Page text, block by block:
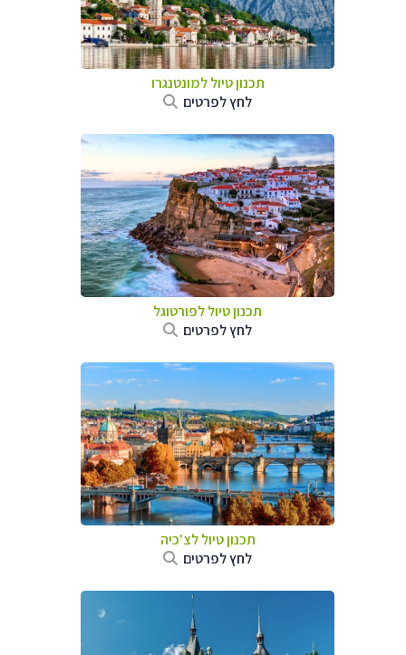
תכנון טיול למונטנגרו
לחץ לפרטים
תכנון טיול לפורטוגל
לחץ לפרטים
תכנון טיול לצ'כיה
לחץ לפרטים